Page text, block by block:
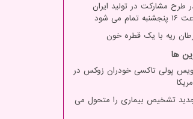
طرح مشارکت در تولید ایران
می شود
ریه با یک قطره خون
ها
پولی تاکسی خودران زوکس در
تشخیص بیماری را متحول می